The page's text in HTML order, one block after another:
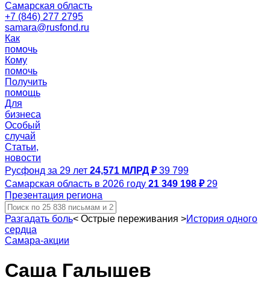
Самарская область
+7 (846) 277 2795
samara@rusfond.ru
Как
помочь
Кому
помочь
Получить
помощь
Для
бизнеса
Особый
случай
Статьи,
новости
Русфонд за 29 лет 24,571 МЛРД ₽ 39 799
Самарская область в 2026 году 21 349 198 ₽ 29
Презентация региона
Разгадать боль< Острые переживания >История одного
сердца
Самара-акции
Саша Галышев